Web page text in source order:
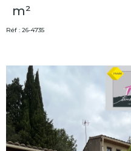
m²
Réf : 26-4735